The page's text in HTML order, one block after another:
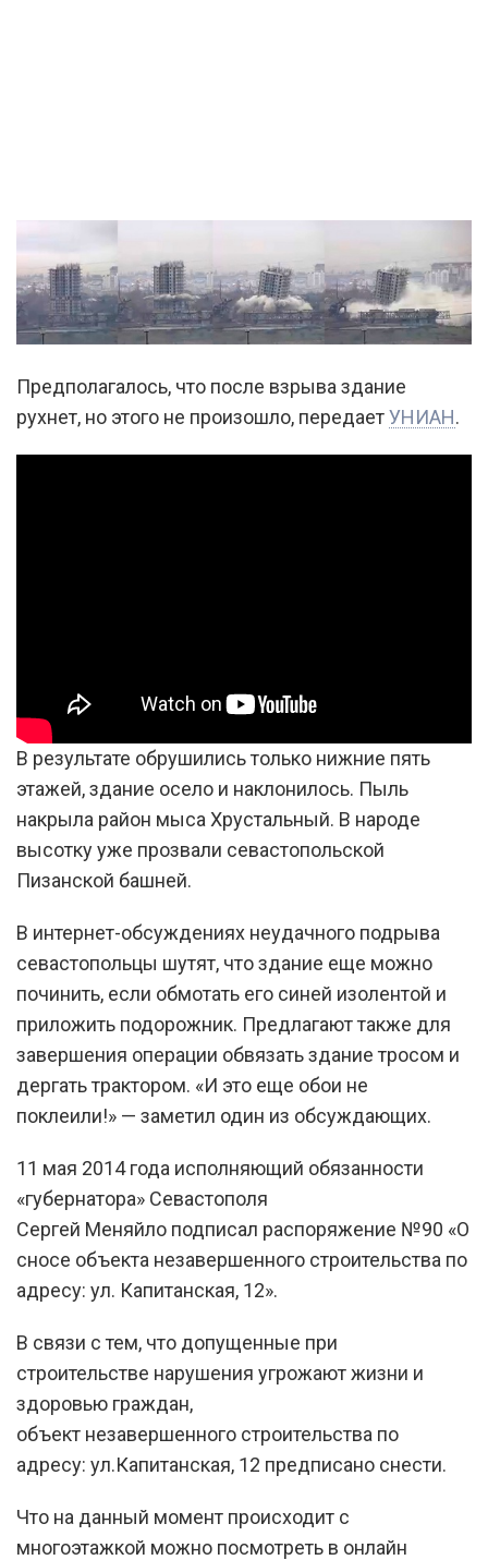
Предполагалось, что после взрыва здание
рухнет, но этого не произошло, передаетУНИАН.
В результате обрушились только нижние пять
этажей, здание осело и наклонилось. Пыль
накрыла район мыса Хрустальный. В народе
высотку уже прозвали севастопольской
Пизанской башней.
В интернет-обсуждениях неудачного подрыва
севастопольцы шутят, что здание еще можно
починить, если обмотать его синей изолентой и
приложить подорожник. Предлагают также для
завершения операции обвязать здание тросом и
дергать трактором. «И это еще обои не
поклеили!» — заметил один из обсуждающих.
11 мая 2014 года исполняющий обязанности
«губернатора» Севастополя
Сергей Меняйло подписал распоряжение №90 «О
сносе объекта незавершенного строительства по
адресу: ул. Капитанская, 12».
В связи с тем, что допущенные при
строительстве нарушения угрожают жизни и
здоровью граждан,
объект незавершенного строительства по
адресу: ул.Капитанская, 12 предписано снести.
Что на данный момент происходит с
многоэтажкой можно посмотреть в онлайн